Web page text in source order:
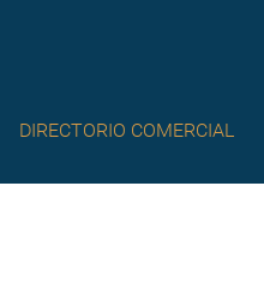
DIRECTORIO COMERCIAL